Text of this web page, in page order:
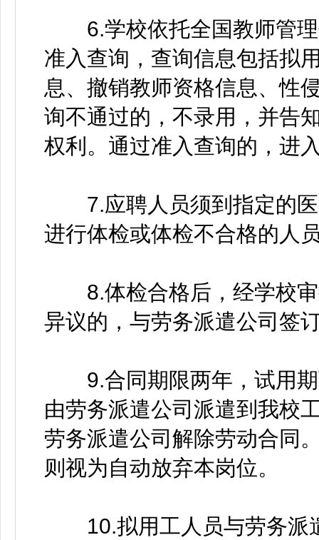
6.学校依托全国教师管理
准入查询，查询信息包括拟
息、撤销教师资格信息、性
询不通过的，不录用，并告
权利。通过准入查询的，进
7.应聘人员须到指定的医
进行体检或体检不合格的人
8.体检合格后，经学校审
异议的，与劳务派遣公司签
9.合同期限两年，试用期
由劳务派遣公司派遣到我校
劳务派遣公司解除劳动合同
则视为自动放弃本岗位。
10.拟用工人员与劳务派